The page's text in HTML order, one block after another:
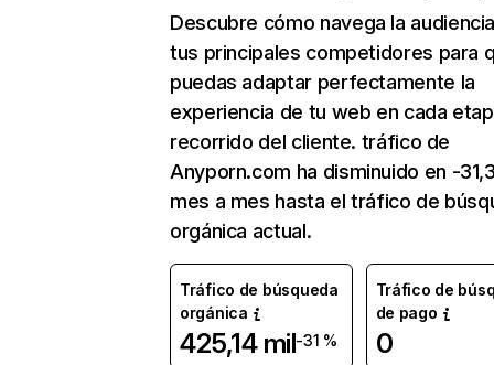
Descubre cómo navega la
tus principales competidores para
puedas adaptar perfectamente la
experiencia de tu web en cada
recorrido del cliente. tráfico de
Anyporn.com ha disminuido en -
mes a mes hasta el tráfico de
orgánica actual.
Tráfico de búsqueda
orgánica
425,14 mil-31 %
Tráfico de
de pago
0